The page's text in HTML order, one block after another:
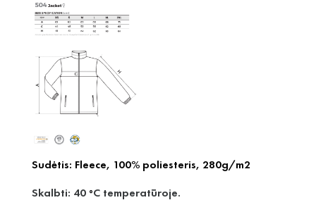
Sudėtis: Fleece, 100% poliesteris, 280g/m2
Skalbti: 40 °C temperatūroje.